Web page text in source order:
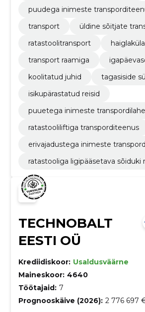
puudega inimeste
transport
üldine sõitjate
ratastoolitransport
transport raamiga
koolitatud juhid
tagasiside
isikupärastatud reisid
puuetega inimeste
ratastooliliftiga transporditeenus
erivajadustega inimeste
ratastooliga ligipääsetava sõiduki
TECHNOBALT
EESTI OÜ
Krediidiskoor: Usaldusväärne
Maineskoor: 4640
Töötajaid: 7
Prognooskäive (2026): 2 776 697